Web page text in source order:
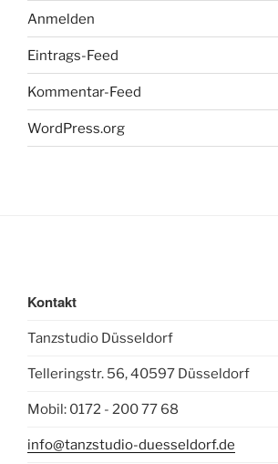
Anmelden
Eintrags-Feed
Kommentar-Feed
WordPress.org
Kontakt
Tanzstudio Düsseldorf
Telleringstr. 56, 40597 Düsseldorf
Mobil: 0172 - 200 77 68
info@tanzstudio-duesseldorf.de